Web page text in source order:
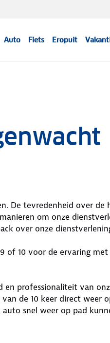
Auto Fiets Eropuit
De tevredenheid over de
om onze
over onze
of 10 voor de ervaring
en professionaliteit van
de 10 keer direct weer
snel weer op pad